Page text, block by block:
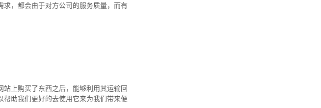
，都会由于对方公司的服务质量，而有
上购买了东西之后，能够利用其运输回
助我们更好的去使用它来为我们带来便